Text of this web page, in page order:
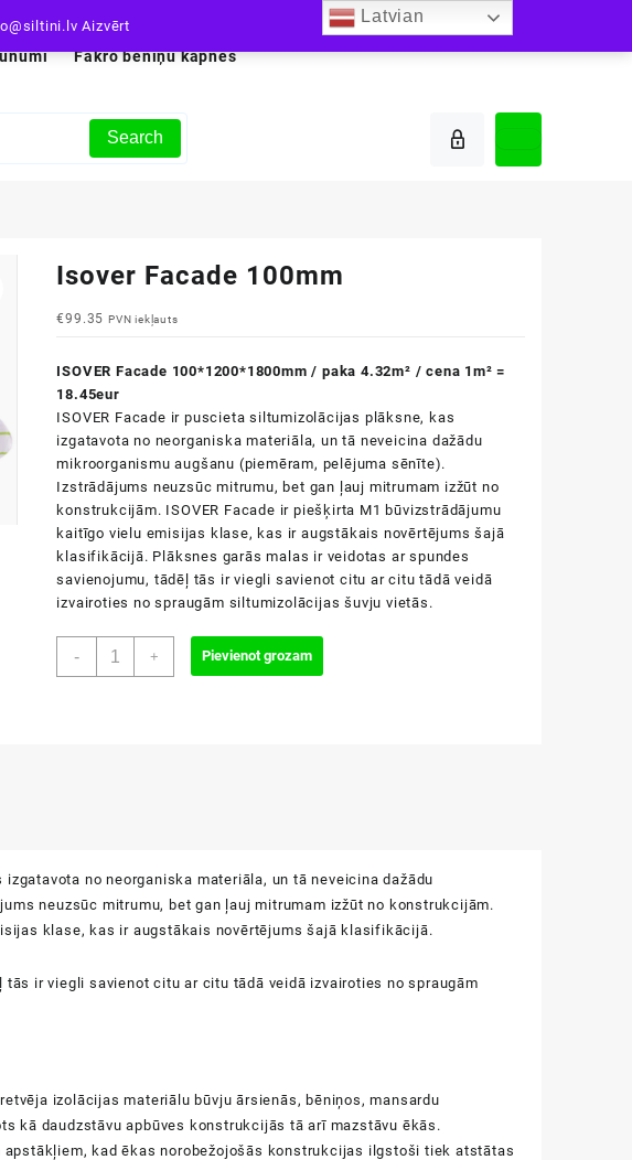
Aizvērt
Fakro bēniņu kāpnes
Search
Isover Facade 100mm
€99.35 PVN iekļauts
ISOVER Facade 100*1200*1800mm / paka 4.32m² / cena 1m² =
18.45eur
ISOVER Facade ir puscieta siltumizolācijas plāksne, kas
izgatavota no neorganiska materiāla, un tā neveicina dažādu
mikroorganismu augšanu (piemēram, pelējuma sēnīte).
Izstrādājums neuzsūc mitrumu, bet gan ļauj mitrumam izžūt no
konstrukcijām. ISOVER Facade ir piešķirta M1 būvizstrādājumu
kaitīgo vielu emisijas klase, kas ir augstākais novērtējums šajā
klasifikācijā. Plāksnes garās malas ir veidotas ar spundes
savienojumu, tādēļ tās ir viegli savienot citu ar citu tādā veidā
izvairoties no spraugām siltumizolācijas šuvju vietās.
-
Isover
+ Pievienot grozam
no neorganiska materiāla, un tā neveicina dažādu
neuzsūc mitrumu, bet gan ļauj mitrumam izžūt no konstrukcijām.
klase, kas ir augstākais novērtējums šajā klasifikācijā.
ir viegli savienot citu ar citu tādā veidā izvairoties no spraugām
izolācijas materiālu būvju ārsienās, bēniņos, mansardu
kā daudzstāvu apbūves konstrukcijās tā arī mazstāvu ēkās.
apstākļiem, kad ēkas norobežojošās konstrukcijas ilgstoši tiek atstātas
Latvian